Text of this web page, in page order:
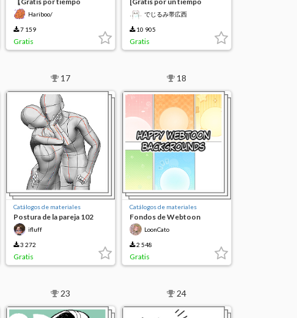
limitado】Botella A de la
porciónHariboo/
7 159
Gratis
limitado] Set de materiales
sin costuras del patrón
でじるみ帯広西
10 905
Gratis
17
Catálogos de materiales
Postura de la pareja 102
ifluff
3 272
Gratis
18
Catálogos de materiales
Fondos de Webtoon
felicesLoonCato
2 548
Gratis
23 24